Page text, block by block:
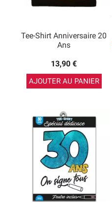
Tee-Shirt Anniversaire 20
Ans
13,90 €
AJOUTER AU PANIER